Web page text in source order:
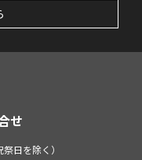
せ
日を除く）